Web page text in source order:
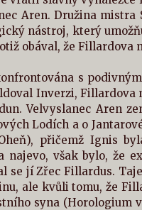
Aren. Družina
nástroj, který
obával, že Fillardova
s
Inverzi, Fillardova
Velvyslanec Aren
Lodích a o
přičemž Ignis
však bylo, že
se jí Zřec Fillardus.
ale kvůli tomu, že
syna (Horologium